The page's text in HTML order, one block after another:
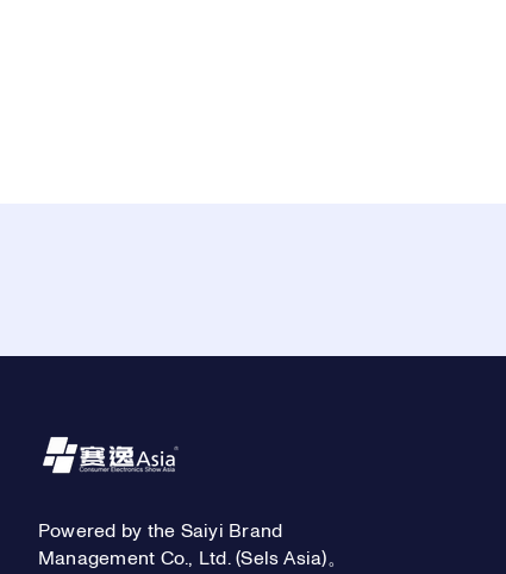
Footer
Powered by the Saiyi Brand
Management Co., Ltd. (Sels Asia)。